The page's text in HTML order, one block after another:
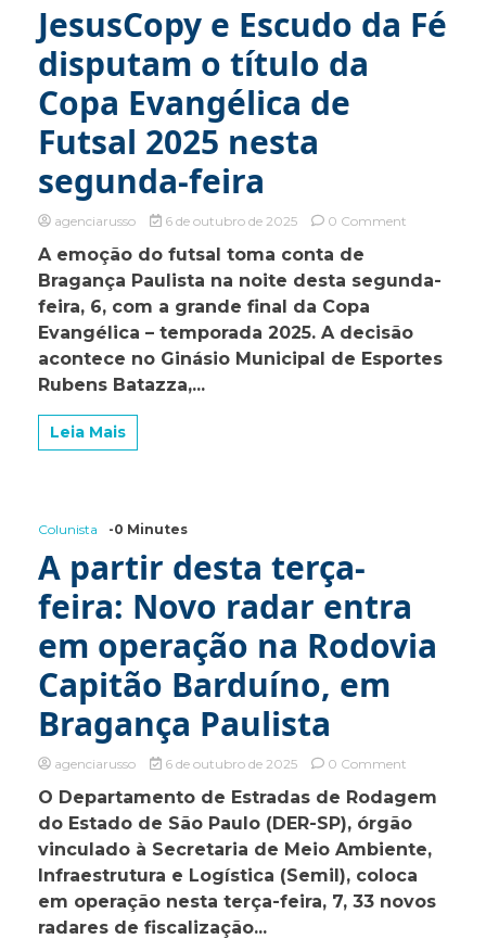
JesusCopy e Escudo da Fé
disputam o título da
Copa Evangélica de
Futsal 2025 nesta
segunda-feira
agenciarusso 6 de outubro de 2025 0 Commenton
Escudo
disputam
o
A emoção do futsal toma conta de
Bragança Paulista na noite desta segunda-
feira, 6, com a grande final da Copa
Evangélica – temporada 2025. A decisão
acontece no Ginásio Municipal de Esportes
Rubens Batazza,...
Leia Mais
Colunista -0 Minutes
A partir desta terça-
feira: Novo radar entra
em operação na Rodovia
Capitão Barduíno, em
Bragança Paulista
agenciarusso 6 de outubro de 2025 0 Commenton
partir
desta
terça-
feira:
Novo
radar
O Departamento de Estradas de Rodagem
do Estado de São Paulo (DER-SP), órgão
vinculado à Secretaria de Meio Ambiente,
Infraestrutura e Logística (Semil), coloca
em operação nesta terça-feira, 7, 33 novos
radares de fiscalização...